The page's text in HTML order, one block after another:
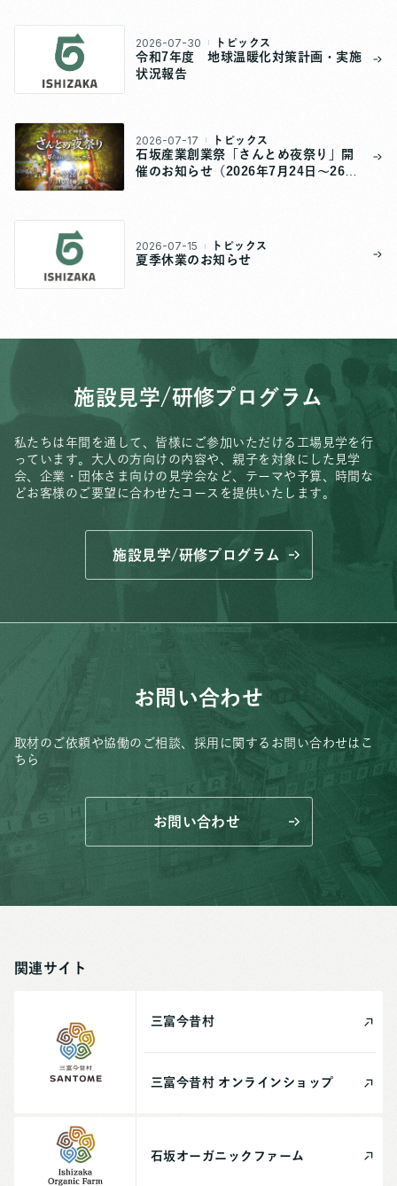
2026-07-30 トピックス
令和7年度 地球温暖化対策計画・実施
状況報告
2026-07-17 トピックス
石坂産業創業祭「さんとめ夜祭り」開
催のお知らせ（2026年7月24日～26
2026-07-15 トピックス
夏季休業のお知らせ
施設見学/研修プログラム
私たちは年間を通して、皆様にご参加いただける工場見学を行
っています。 大人の方向けの内容や、親子を対象にした見学
会、 企業・団体さま向けの見学会など、 テーマや予算、時間な
どお客様のご要望に合わせたコースを提供いたします。
施設見学/研修プログラム
お問い合わせ
取材のご依頼や協働のご相談、 採用に関するお問い合わせはこ
ちら
お問い合わせ
関連サイト
三富今昔村
三富今昔村 オンライン ショップ
石坂オーガニック ファーム